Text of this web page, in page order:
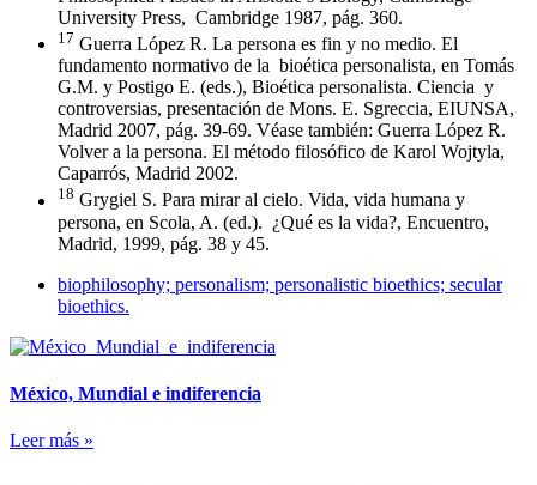
University Press, Cambridge 1987, pág. 360.
17 Guerra López R. La persona es fin y no medio. El
fundamento normativo de la bioética personalista, en Tomás
G.M. y Postigo E. (eds.), Bioética personalista. Ciencia y
controversias, presentación de Mons. E. Sgreccia, EIUNSA,
Madrid 2007, pág. 39-69. Véase también: Guerra López R.
Volver a la persona. El método filosófico de Karol Wojtyla,
Caparrós, Madrid 2002.
18 Grygiel S. Para mirar al cielo. Vida, vida humana y
persona, en Scola, A. (ed.). ¿Qué es la vida?, Encuentro,
Madrid, 1999, pág. 38 y 45.
biophilosophy; personalism; personalistic bioethics; secular
bioethics.
México, Mundial e indiferencia
Leer más »